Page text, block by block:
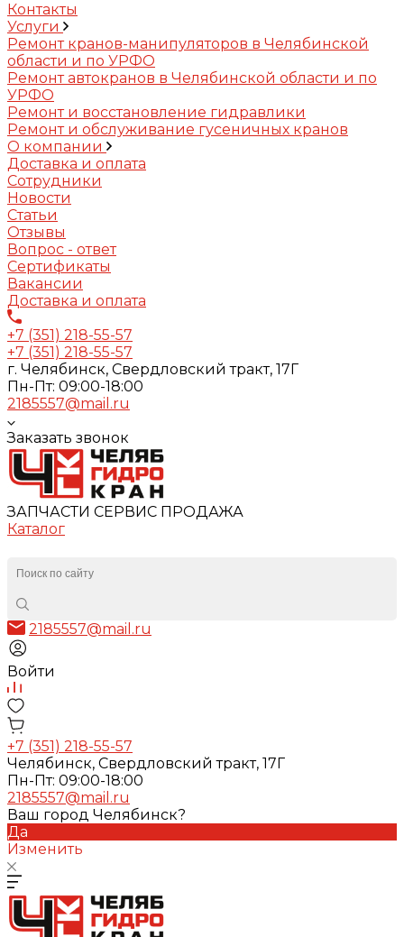
Контакты
Услуги
Ремонт кранов-манипуляторов в Челябинской
области и по УРФО
Ремонт автокранов в Челябинской области и по
УРФО
Ремонт и восстановление гидравлики
Ремонт и обслуживание гусеничных кранов
О компании
Доставка и оплата
Сотрудники
Новости
Статьи
Отзывы
Вопрос - ответ
Сертификаты
Вакансии
Доставка и оплата
+7 (351) 218-55-57
+7 (351) 218-55-57
г. Челябинск, Свердловский тракт, 17Г
Пн-Пт: 09:00-18:00
2185557@mail.ru
Заказать звонок
ЗАПЧАСТИ СЕРВИС ПРОДАЖА
Каталог
2185557@mail.ru
Войти
+7 (351) 218-55-57
Челябинск, Свердловский тракт, 17Г
Пн-Пт: 09:00-18:00
2185557@mail.ru
Ваш город Челябинск?
Да
Изменить